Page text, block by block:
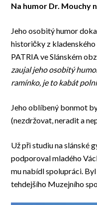
Na humor Dr. Mouchy
Jeho osobitý humor
historičky z
PATRIA ve Slánském
zaujal jeho osobitý
ramínko, je to kabát
Jeho oblíbený bonmot
(nezdržovat, neradit a
Už při studiu na slánské
podporoval mladého
mu nabídl spolupráci.
tehdejšího Muzejního